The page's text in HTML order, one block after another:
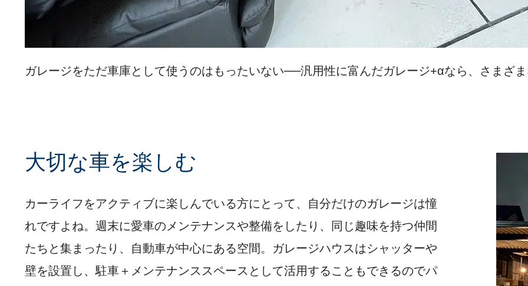
ガレージをただ車庫として使うのはもったいない──汎用性に富んだガレージ+αなら、さまざ
大切な車を楽しむ
カーライフをアクティブに楽しんでいる方にとって、自分だけのガレージは憧
れですよね。週末に愛車のメンテナンスや整備をしたり、同じ趣味を持つ仲間
たちと集まったり、自動車が中心にある空間。ガレージハウスはシャッターや
壁を設置し、駐車＋メンテナンススペースとして活用することもできるのでパ